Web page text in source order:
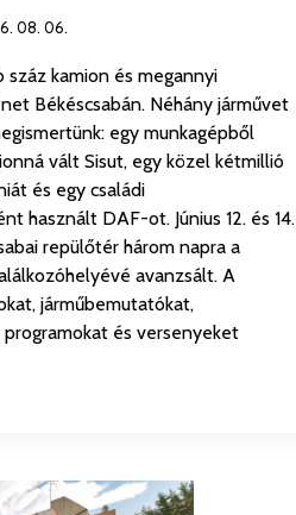
08. 06.
száz kamion és megannyi
Békéscsabán. Néhány járművet
egy munkagépből
vált Sisut, egy közel kétmillió
és egy családi
használt DAF-ot. Június 12. és 14.
repülőtér három napra a
avanzsált. A
járműbemutatókat,
és versenyeket